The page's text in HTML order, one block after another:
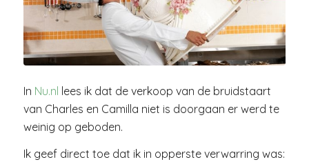
In Nu.nl lees ik dat de verkoop van de bruidstaart
van Charles en Camilla niet is doorgaan er werd te
weinig op geboden.
Ik geef direct toe dat ik in opperste verwarring was: